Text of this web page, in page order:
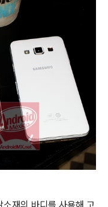
재의 바디를 사용해 고